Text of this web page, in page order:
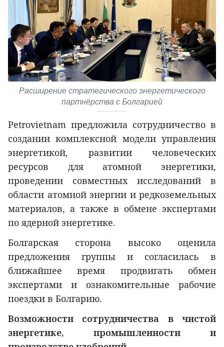
Расширение стратегического энергетического
партнёрства с Болгарией
Petrovietnam предложила сотрудничество в
создании комплексной модели управления
энергетикой, развитии человеческих
ресурсов для атомной энергетики,
проведении совместных исследований в
области атомной энергии и редкоземельных
материалов, а также в обмене экспертами
по ядерной энергетике.
Болгарская сторона высоко оценила
предложения группы и согласилась в
ближайшее время продвигать обмен
экспертами и ознакомительные рабочие
поездки в Болгарию.
Возможности сотрудничества в чистой
энергетике, промышленности и